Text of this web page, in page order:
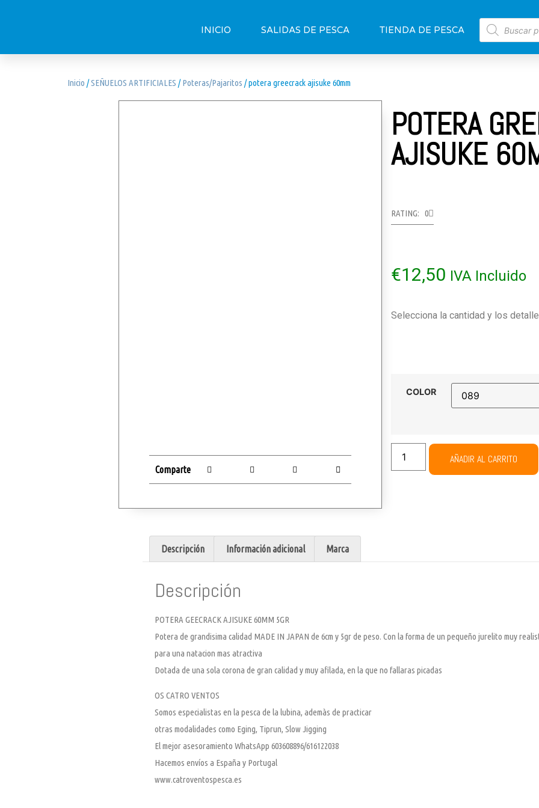
INICIO SALIDAS DE PESCA TIENDA DE PESCA
Inicio /SEÑUELOS ARTIFICIALES /Poteras/Pajaritos / potera greecrack ajisuke 60mm
Comparte
POTERA
AJISUKE
RATING: 0
€12,50 IVA Incluido
Selecciona la cantidad y los
COLOR
AÑADIR AL CARRITO
Descripción Información adicional Marca
Descripción
POTERA GEECRACK AJISUKE 60MM 5GR
Potera de grandisima calidad MADE IN JAPAN de 6cm y 5gr de peso. Con la forma de un pequeño jurelito muy
para una natacion mas atractiva
Dotada de una sola corona de gran calidad y muy afilada, en la que no fallaras picadas
OS CATRO VENTOS
Somos especialistas en la pesca de la lubina, ademàs de practicar
otras modalidades como Eging, Tiprun, Slow Jigging
El mejor asesoramiento WhatsApp 603608896/616122038
Hacemos envíos a España y Portugal
www.catroventospesca.es